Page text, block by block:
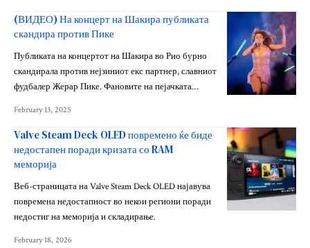
(ВИДЕО) На концерт на Шакира публиката
скандира против Пике
Публиката на концертот на Шакира во Рио бурно
скандирала против нејзиниот екс партнер, славниот
фудбалер Жерар Пике. Фановите на пејачката…
February 13, 2025
Valve Steam Deck OLED повремено ќе биде
недостапен поради кризата со RAM
меморија
Веб-страницата на Valve Steam Deck OLED најавува
повремена недостапност во некои региони поради
недостиг на меморија и складирање.
February 18, 2026